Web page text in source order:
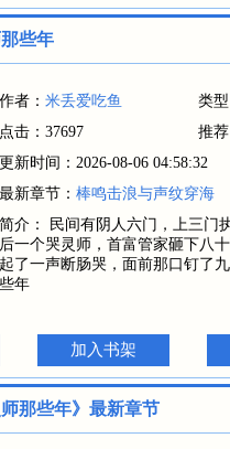
些年
作者： 米丢爱吃鱼 类
点击：37697
推
更新时间：2026-08-06 04:58:32
最新章节： 棒鸣击浪与声纹穿海
简介： 民间有阴人六门，上三门
后一个哭灵师，首富管家砸下八
起了一声断肠哭，面前那口钉了
些年
加入书架
那些年》最新章节